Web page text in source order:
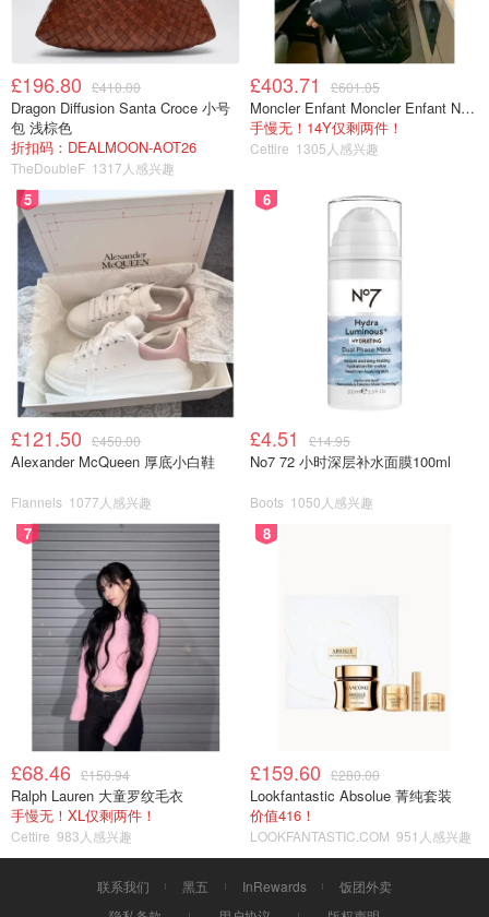
£196.80 £410.00
Dragon Diffusion Santa Croce 小号
包 浅棕色
折扣码：DEALMOON-AOT26
TheDoubleF 1317人感兴趣
£403.71 £601.05
Moncler Enfant Moncler Enfant New Aubert 连帽羽绒服
手慢无！14Y仅剩两件！
Cettire 1305人感兴趣
5
£121.50 £450.00
Alexander McQueen 厚底小白鞋
Flannels 1077人感兴趣
6
£4.51 £14.95
No7 72 小时深层补水面膜100ml
Boots 1050人感兴趣
7
£68.46 £150.94
Ralph Lauren 大童罗纹毛衣
手慢无！XL仅剩两件！
Cettire 983人感兴趣
8
£159.60 £280.00
Lookfantastic Absolue 菁纯套装
价值416！
LOOKFANTASTIC.COM 951人感兴趣
联系我们 黑五 InRewards
饭团外卖